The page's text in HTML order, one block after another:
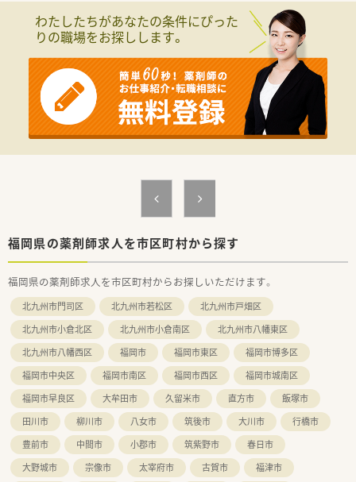
■新店舗の立ち上げに伴う体制強化に向け、外来から在宅まで幅
広く柔軟に対応していただける正社員の薬剤師を募集していま
す。
■調剤経験が1年以上ある方を想定しておりますが、新卒者の方
や早期の転職を希望される場合は1年未満の経験でも相談可能で
す。
■勤務時間や休日の固定を希望せず、近隣店舗への異動も含めて
前向きに調剤業務全般に取り組める方を歓迎いたします。
【法人特徴について】
■全国に多数の調剤併設型ドラッグストアを展開しており、業界
■厚生労働大臣から子育てサポート企業として認定を受けてお
り、誰もがライフスタイルに合わせて無理なく働ける会社です。
す。
■正社員としてのご採用となり、想定年収は410万円から600万
円程度でご経験やこれまでのスキルを考慮して決定されます。
■年に1回の昇給と年に2回の賞与が用意されており、個人の日
頃の頑張りや業績がしっかりと評価へと反映される仕組みで
す。
■役職手当や資格手当のほか、選択する勤務コースに応じた手当
や店舗手当など各種手当の項目が大変充実しております。
わたしたちがあなたの条件にぴった
りの職場をお探しします。
福岡県の薬剤師求人を市区町村から探す
福岡県の薬剤師求人を市区町村からお探しいただけます。
北九州市門司区 北九州市若松区
北九州市戸畑区
北九州市小倉北区
北九州市小倉南区
北九州市八幡東区
北九州市八幡西区
福岡市 福岡市東区
福岡市博多区
福岡市中央区
福岡市南区 福岡市西区
福岡市城南区
福岡市早良区
大牟田市 久留米市 直方市
飯塚市
田川市
柳川市 八女市 筑後市 大川市
行橋市
豊前市
中間市 小郡市 筑紫野市
春日市
大野城市
宗像市 太宰府市 古賀市
福津市